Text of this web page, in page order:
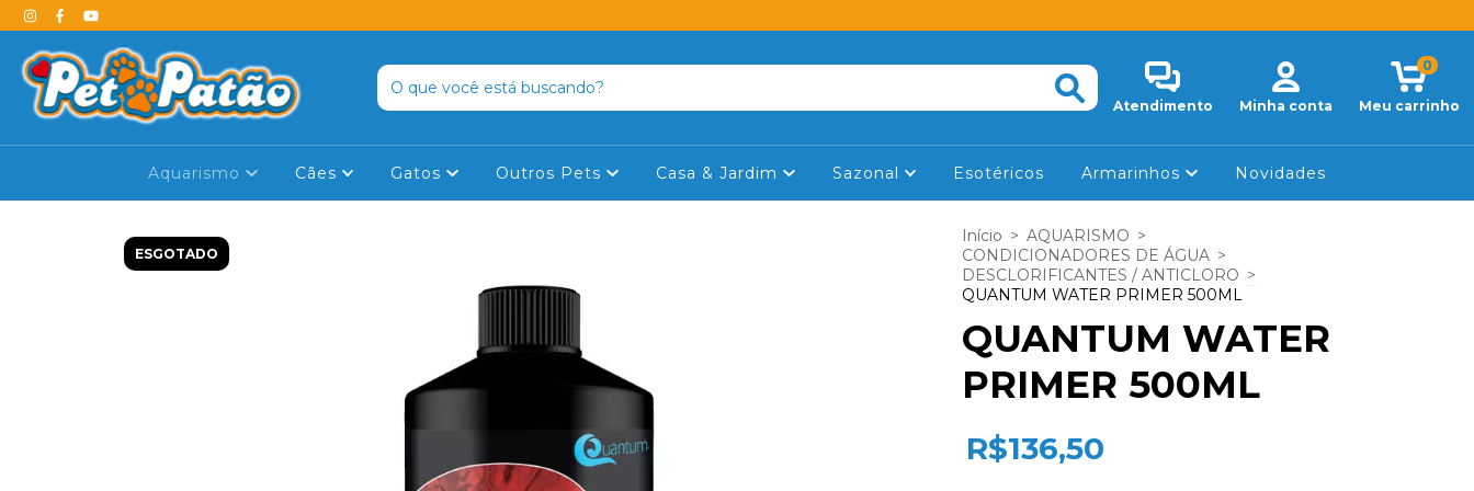
Atendimento Minha conta Meu carrinho
0
Aquarismo Cães Gatos Outros Pets Casa & Jardim Sazonal Esotéricos Armarinhos Novidades
ESGOTADO
Início > AQUARISMO >
CONDICIONADORES DE ÁGUA >
DESCLORIFICANTES / ANTICLORO >
QUANTUM WATER PRIMER 500ML
QUANTUM WATER
PRIMER 500ML
R$136,50